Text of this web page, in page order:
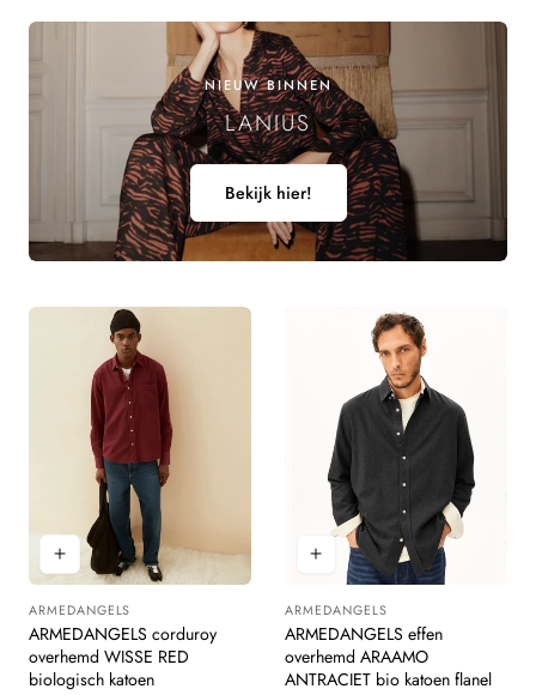
NIEUW BINNEN
LANIUS
Bekijk hier!
Leverancier:
ARMEDANGELS
ARMEDANGELS corduroy
overhemd WISSE RED
biologisch katoen
Leverancier:
ARMEDANGELS
ARMEDANGELS effen
overhemd ARAAMO
ANTRACIET bio katoen flanel